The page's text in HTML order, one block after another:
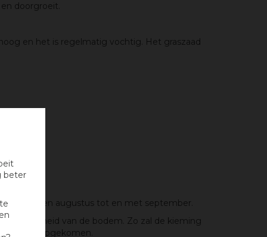
beter
doorgroeit.
en het is regelmatig vochtig. Het graszaad
met juni en augustus tot en met september.
vochtigheid van de bodem. Zo zal de kieming
is opgekomen.